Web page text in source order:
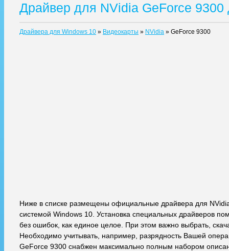
Драйвер для NVidia GeForce
Драйвера для Windows 10 » Видеокарты » NVidia » GeForce 9300
Ниже в списке размещены официальные драйвера для
системой Windows 10. Установка специальных драйверов
без ошибок, как единое целое. При этом важно выбрать,
Необходимо учитывать, например, разрядность Вашей
GeForce 9300 снабжен максимально полным набором